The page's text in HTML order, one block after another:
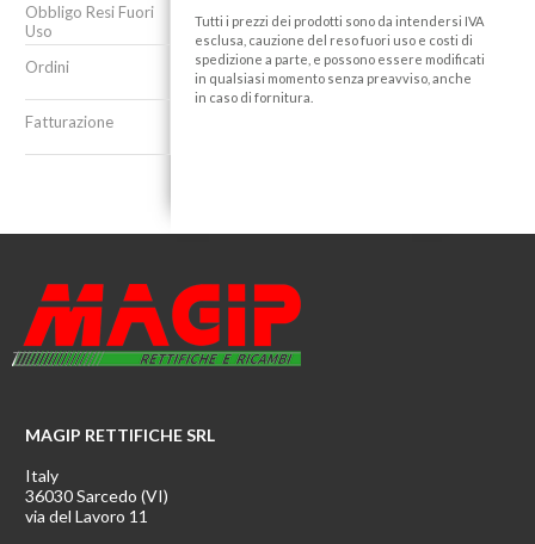
Obbligo Resi Fuori
Uso
Ordini
Fatturazione
Tutti i prezzi dei prodotti sono da intendersi IVA
esclusa, cauzione del reso fuori uso e costi di
spedizione a parte, e possono essere modificati
in qualsiasi momento senza preavviso, anche
in caso di fornitura.
MAGIP RETTIFICHE SRL
Italy
36030 Sarcedo (VI)
via del Lavoro 11